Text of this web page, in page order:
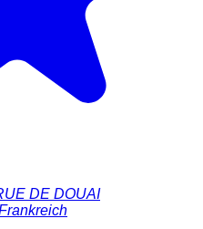
DE DOUAI